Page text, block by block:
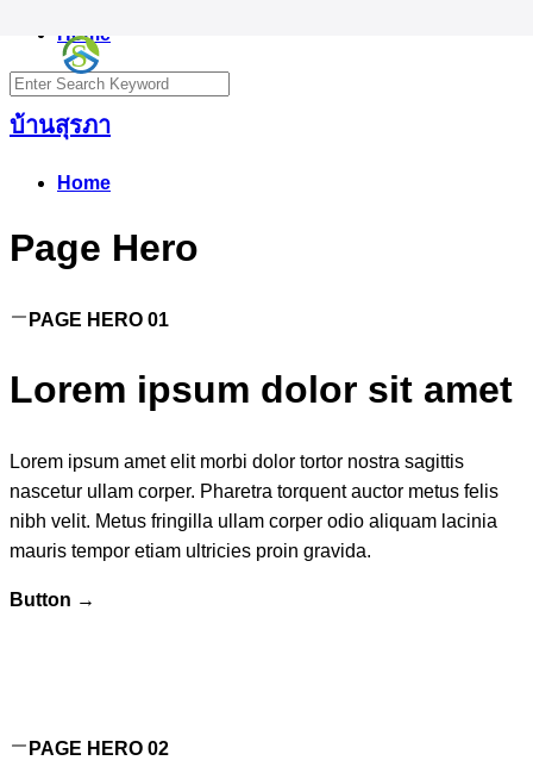
Skip
content
S
บ้านสุรภา
Home
Home
Search
for:
Page Hero
PAGE HERO 01
Lorem ipsum dolor sit amet
Lorem ipsum amet elit morbi dolor tortor nostra sagittis
nascetur ullam corper. Pharetra torquent auctor metus felis
nibh velit. Metus fringilla ullam corper odio aliquam lacinia
mauris tempor etiam ultricies proin gravida.
Button →
PAGE HERO 02